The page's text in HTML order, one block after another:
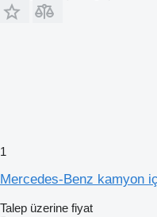
1
Mercedes-Benz kamyon
Talep üzerine fiyat